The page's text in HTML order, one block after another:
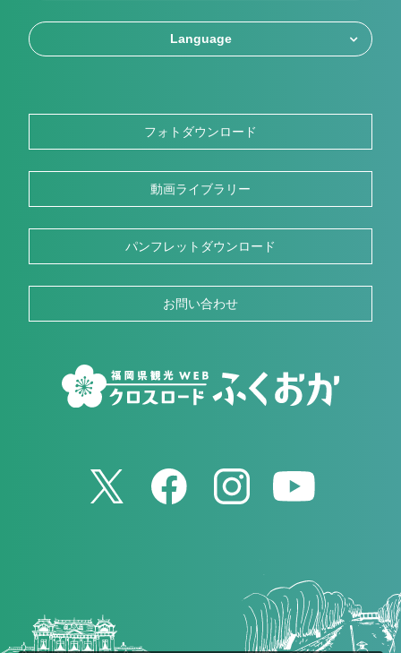
Language
フォトダウンロード
動画ライブラリー
パンフレットダウンロード
お問い合わせ